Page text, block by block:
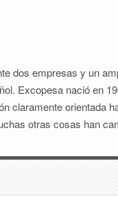
dos empresas y un
Excopesa nació en
claramente orientada
otras cosas han